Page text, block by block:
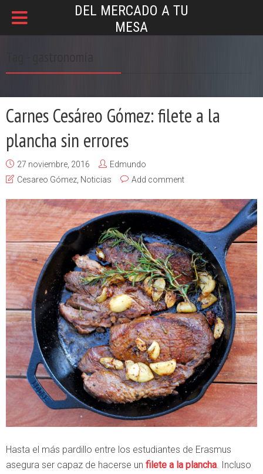
DEL MERCADO A TU
MESA
Carnes Cesáreo Gómez: filete a la
plancha sin errores
27 noviembre, 2016
Edmundo
Cesareo Gómez Noticias Add comment
Hasta el más pardillo entre los estudiantes de Erasmus
asegura ser capaz de hacerse un filete a la plancha. Incluso